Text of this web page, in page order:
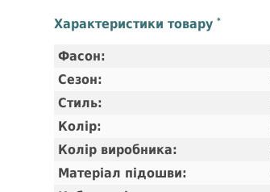
Характеристики товару *
Фасон:
Сезон:
Стиль:
Колір:
Колір виробника:
Матеріал підошви: